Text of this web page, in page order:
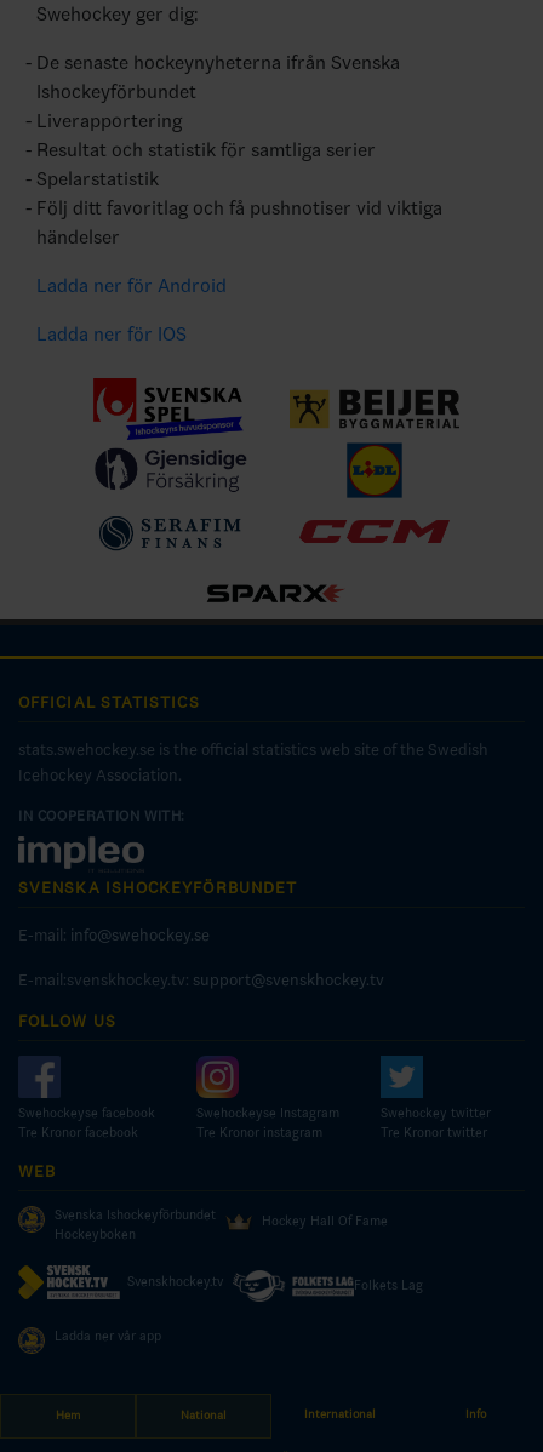
Swehockey ger dig:
De senaste hockeynyheterna ifrån Svenska
Ishockeyförbundet
Liverapportering
Resultat och statistik för samtliga serier
Spelarstatistik
Följ ditt favoritlag och få pushnotiser vid viktiga
händelser
Ladda ner för Android
Ladda ner för IOS
Hem National International Info
OFFICIAL STATISTICS
stats.swehockey.se is the official statistics web site of the Swedish
Icehockey Association.
IN COOPERATION WITH:
SVENSKA ISHOCKEYFÖRBUNDET
E-mail: info@swehockey.se
E-mail:svenskhockey.tv: support@svenskhockey.tv
FOLLOW US
Swehockeyse facebook
Tre Kronor facebook
Swehockeyse Instagram
Tre Kronor instagram
Swehockey twitter
Tre Kronor twitter
WEB
Svenska Ishockeyförbundet
Hockeyboken
Hockey Hall Of Fame
Svenskhockey.tv Folkets Lag
Ladda ner vår app